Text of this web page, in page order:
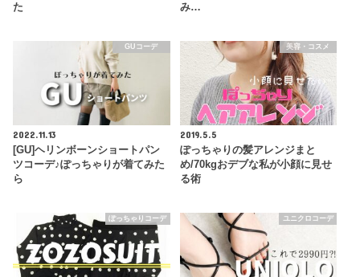
た
み…
GUコーデ
2022.11.13
[GU]ヘリンボーンショートパン
ツコーデ♪ぽっちゃりが着てみた
ら
美容・コスメ
2019.5.5
ぽっちゃりの髪アレンジまと
め/70kgおデブな私が小顔に見せ
る術
ぽっちゃりコーデ ユニクロコーデ